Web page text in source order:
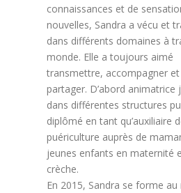
connaissances et de
nouvelles, Sandra a vécu et
dans différents domaines à
monde. Elle a toujours aimé
transmettre, accompagner et
partager. D’abord animatrice
dans différentes structures
diplômé en tant qu’auxiliaire
puériculture auprès de
jeunes enfants en maternité
crèche.
En 2015, Sandra se forme